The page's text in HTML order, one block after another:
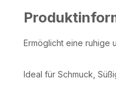
Ermöglicht eine ruhige
Ideal für Schmuck,